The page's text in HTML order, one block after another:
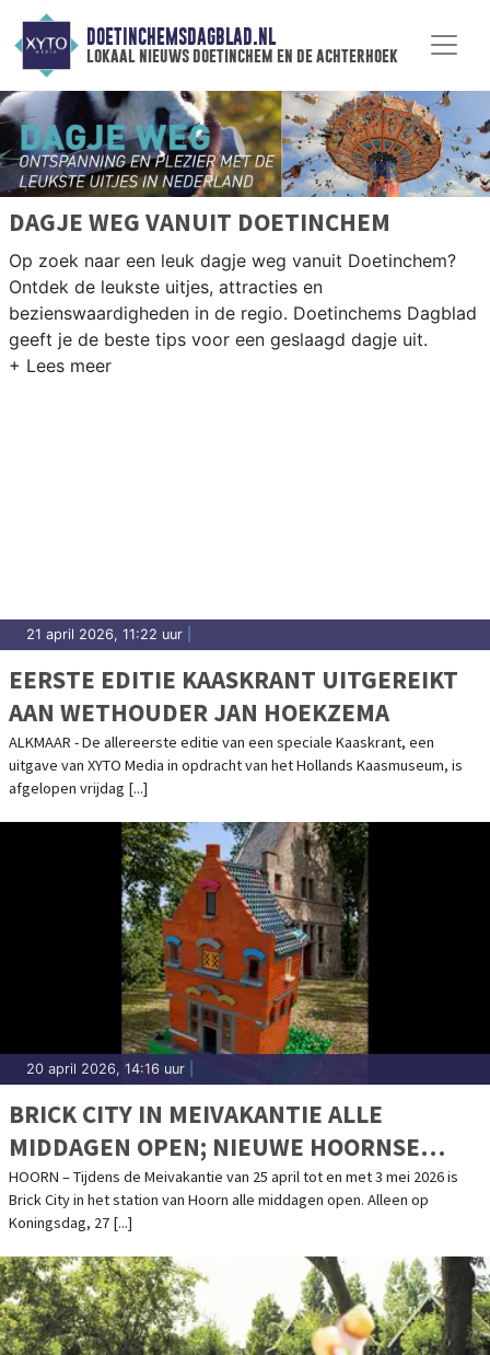
DOETINCHEMSDAGBLAD.NL
lokaal nieuws doetinchem en de achterhoek
DAGJE WEG VANUIT DOETINCHEM
Op zoek naar een leuk dagje weg vanuit Doetinchem?
Ontdek de leukste uitjes, attracties en
bezienswaardigheden in de regio. Doetinchems Dagblad
geeft je de beste tips voor een geslaagd dagje uit.
21 april 2026, 11:22 uur
EERSTE EDITIE KAASKRANT UITGEREIKT
AAN WETHOUDER JAN HOEKZEMA
ALKMAAR - De allereerste editie van een speciale Kaaskrant, een
uitgave van XYTO Media in opdracht van het Hollands Kaasmuseum, is
afgelopen vrijdag [...]
20 april 2026, 14:16 uur
BRICK CITY IN MEIVAKANTIE ALLE
MIDDAGEN OPEN; NIEUWE HOORNSE
GEBOUWEN VAN LEGO
HOORN – Tijdens de Meivakantie van 25 april tot en met 3 mei 2026 is
Brick City in het station van Hoorn alle middagen open. Alleen op
Koningsdag, 27 [...]